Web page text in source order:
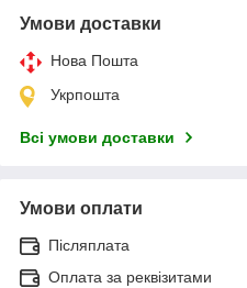
Умови доставки
Нова Пошта
Укрпошта
Всі умови доставки
Умови оплати
Післяплата
Оплата за реквізитами